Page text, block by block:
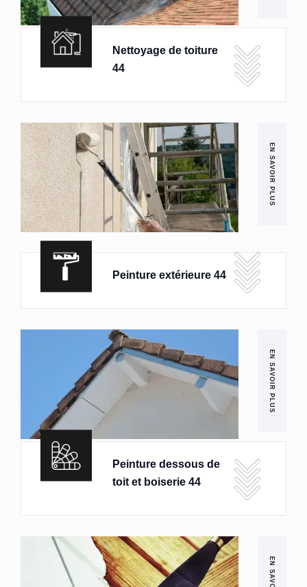
Nettoyage de toiture
44
EN SAVOIR PLUS
Peinture extérieure 44
EN SAVOIR PLUS
Peinture dessous de
toit et boiserie 44